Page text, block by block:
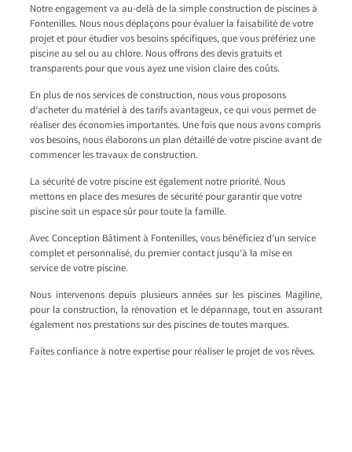
Notre engagement va au-delà de la simple construction de piscines à
Fontenilles. Nous nous déplaçons pour évaluer la faisabilité de votre
projet et pour étudier vos besoins spécifiques, que vous préfériez une
piscine au sel ou au chlore. Nous offrons des devis gratuits et
transparents pour que vous ayez une vision claire des coûts.
En plus de nos services de construction, nous vous proposons
d’acheter du matériel à des tarifs avantageux, ce qui vous permet de
réaliser des économies importantes. Une fois que nous avons compris
vos besoins, nous élaborons un plan détaillé de votre piscine avant de
commencer les travaux de construction.
La sécurité de votre piscine est également notre priorité. Nous
mettons en place des mesures de sécurité pour garantir que votre
piscine soit un espace sûr pour toute la famille.
Avec Conception Bâtiment à Fontenilles, vous bénéficiez d’un service
complet et personnalisé, du premier contact jusqu’à la mise en
service de votre piscine.
Nous intervenons depuis plusieurs années sur les piscines Magiline,
pour la construction, la rénovation et le dépannage, tout en assurant
également nos prestations sur des piscines de toutes marques.
Faites confiance à notre expertise pour réaliser le projet de vos rêves.